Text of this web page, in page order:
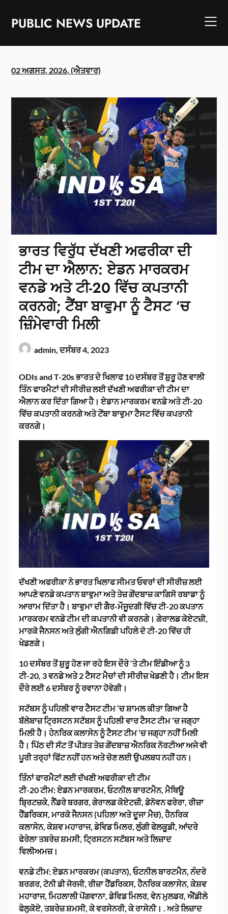
contentPUBLIC NEWS UPDATE
02 ਅਗਸਤ, 2026, (ਐਤਵਾਰ)
ਭਾਰਤ ਵਿਰੁੱਧ ਦੱਖਣੀ ਅਫਰੀਕਾ ਦੀ
ਟੀਮ ਦਾ ਐਲਾਨ: ਏਡਨ ਮਾਰਕਰਮ
ਵਨਡੇ ਅਤੇ ਟੀ-20 ਵਿੱਚ ਕਪਤਾਨੀ
ਕਰਨਗੇ; ਟੈਂਬਾ ਬਾਵੁਮਾ ਨੂੰ ਟੈਸਟ ‘ਚ
ਜ਼ਿੰਮੇਵਾਰੀ ਮਿਲੀ
admin,ਦਸੰਬਰ 4, 2023
ODIs and T-20s ਭਾਰਤ ਦੇ ਖਿਲਾਫ 10 ਦਸੰਬਰ ਤੋਂ ਸ਼ੁਰੂ ਹੋਣ ਵਾਲੀ
ਤਿੰਨ ਫਾਰਮੈਟਾਂ ਦੀ ਸੀਰੀਜ਼ ਲਈ ਦੱਖਣੀ ਅਫਰੀਕਾ ਦੀ ਟੀਮ ਦਾ
ਐਲਾਨ ਕਰ ਦਿੱਤਾ ਗਿਆ ਹੈ। ਏਡਾਨ ਮਾਰਕਰਮ ਵਨਡੇ ਅਤੇ ਟੀ-20
ਵਿੱਚ ਕਪਤਾਨੀ ਕਰਨਗੇ ਅਤੇ ਟੇਂਬਾ ਬਾਵੁਮਾ ਟੈਸਟ ਵਿੱਚ ਕਪਤਾਨੀ
ਕਰਨਗੇ।
ਦੱਖਣੀ ਅਫਰੀਕਾ ਨੇ ਭਾਰਤ ਖਿਲਾਫ ਸੀਮਤ ਓਵਰਾਂ ਦੀ ਸੀਰੀਜ਼ ਲਈ
ਆਪਣੇ ਵਨਡੇ ਕਪਤਾਨ ਬਾਵੁਮਾ ਅਤੇ ਤੇਜ਼ ਗੇਂਦਬਾਜ਼ ਕਾਗਿਸੋ ਰਬਾਡਾ ਨੂੰ
ਆਰਾਮ ਦਿੱਤਾ ਹੈ। ਬਾਵੁਮਾ ਦੀ ਗੈਰ-ਮੌਜੂਦਗੀ ਵਿੱਚ ਟੀ-20 ਕਪਤਾਨ
ਮਾਰਕਰਮ ਵਨਡੇ ਟੀਮ ਦੀ ਕਪਤਾਨੀ ਵੀ ਕਰਨਗੇ। ਗੇਰਾਲਡ ਕੋਏਟਜ਼ੀ,
ਮਾਰਕੋ ਜੈਨਸਨ ਅਤੇ ਲੁੰਗੀ ਐਨਗਿਡੀ ਪਹਿਲੇ ਦੋ ਟੀ-20 ਵਿੱਚ ਹੀ
ਖੇਡਣਗੇ।
10 ਦਸੰਬਰ ਤੋਂ ਸ਼ੁਰੂ ਹੋਣ ਜਾ ਰਹੇ ਇਸ ਦੌਰੇ ‘ਤੇ ਟੀਮ ਇੰਡੀਆ ਨੂੰ 3
ਟੀ-20, 3 ਵਨਡੇ ਅਤੇ 2 ਟੈਸਟ ਮੈਚਾਂ ਦੀ ਸੀਰੀਜ਼ ਖੇਡਣੀ ਹੈ। ਟੀਮ ਇਸ
ਦੌਰੇ ਲਈ 6 ਦਸੰਬਰ ਨੂੰ ਰਵਾਨਾ ਹੋਵੇਗੀ।
ਸਟੱਬਸ ਨੂੰ ਪਹਿਲੀ ਵਾਰ ਟੈਸਟ ਟੀਮ ‘ਚ ਸ਼ਾਮਲ ਕੀਤਾ ਗਿਆ ਹੈ
ਬੱਲੇਬਾਜ਼ ਟ੍ਰਿਸਟਨ ਸਟੱਬਸ ਨੂੰ ਪਹਿਲੀ ਵਾਰ ਟੈਸਟ ਟੀਮ ‘ਚ ਜਗ੍ਹਾ
ਮਿਲੀ ਹੈ। ਹੇਨਰਿਕ ਕਲਾਸੇਨ ਨੂੰ ਟੈਸਟ ਟੀਮ ‘ਚ ਜਗ੍ਹਾ ਨਹੀਂ ਮਿਲੀ
ਹੈ। ਪਿੱਠ ਦੀ ਸੱਟ ਤੋਂ ਪੀੜਤ ਤੇਜ਼ ਗੇਂਦਬਾਜ਼ ਐਨਰਿਕ ਨੋਰਟੀਆ ਅਜੇ ਵੀ
ਪੂਰੀ ਤਰ੍ਹਾਂ ਫਿੱਟ ਨਹੀਂ ਹਨ ਅਤੇ ਚੋਣ ਲਈ ਉਪਲਬਧ ਨਹੀਂ ਹਨ।
ਤਿੰਨਾਂ ਫਾਰਮੈਟਾਂ ਲਈ ਦੱਖਣੀ ਅਫਰੀਕਾ ਦੀ ਟੀਮ
ਟੀ-20 ਟੀਮ: ਏਡਨ ਮਾਰਕਰਮ, ਓਟਨੀਲ ਬਾਰਟਮੈਨ, ਮੈਥਿਊ
ਬ੍ਰਿਟਜ਼ਕੇ, ਨੈਂਡਰੇ ਬਰਗਰ, ਗੇਰਾਲਡ ਕੋਏਟਜ਼ੀ, ਡੋਨੋਵਨ ਫਰੇਰਾ, ਰੀਜ਼ਾ
ਹੈਂਡਰਿਕਸ, ਮਾਰਕੋ ਜੈਨਸਨ (ਪਹਿਲਾ ਅਤੇ ਦੂਜਾ ਮੈਚ), ਹੈਨਰਿਕ
ਕਲਾਸੇਨ, ਕੇਸ਼ਵ ਮਹਾਰਾਜ, ਡੇਵਿਡ ਮਿਲਰ, ਲੁੰਗੀ ਫੇਲਕੂਡੀ, ਆਂਦਰੇ
ਫੇਰੇਲਾ ਤਬਰੇਜ਼ ਸ਼ਮਸੀ, ਟ੍ਰਿਸਟਨ ਸਟੱਬਸ ਅਤੇ ਲਿਜ਼ਾਦ
ਵਿਲੀਅਮਜ਼।
ਵਨਡੇ ਟੀਮ: ਏਡਨ ਮਾਰਕਰਮ (ਕਪਤਾਨ), ਓਟਨੀਲ ਬਾਰਟਮੈਨ, ਨੰਦਰੇ
ਬਰਗਰ, ਟੋਨੀ ਡੀ ਜੋਰਜੀ, ਰੀਜ਼ਾ ਹੈਂਡਰਿਕਸ, ਹੈਨਰਿਕ ਕਲਾਸੇਨ, ਕੇਸ਼ਵ
ਮਹਾਰਾਜ, ਮਿਹਲਾਲੀ ਪੋਂਗਵਾਨਾ, ਡੇਵਿਡ ਮਿਲਰ, ਵੇਨ ਮੁਲਡਰ, ਐਂਡੀਲੇ
ਫੇਲੁਕੋਏ, ਤਬਰੇਜ਼ ਸ਼ਮਸੀ, ਕੇ ਵਰਸੇਨਰੀ, ਕੇ ਰਾਸੇਨੀ। . ਅਤੇ ਲਿਜ਼ਾਦ